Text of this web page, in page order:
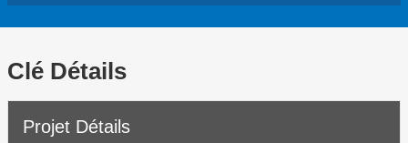
Clé Détails
Projet Détails